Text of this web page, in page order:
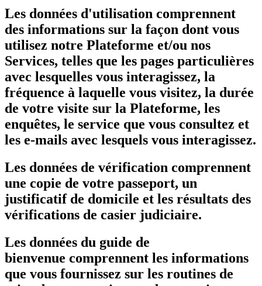
Les données d'utilisation comprennent
des informations sur la façon dont vous
utilisez notre Plateforme et/ou nos
Services, telles que les pages particulières
avec lesquelles vous interagissez, la
fréquence à laquelle vous visitez, la durée
de votre visite sur la Plateforme, les
enquêtes, le service que vous consultez et
les e-mails avec lesquels vous interagissez.
Les données de vérification comprennent
une copie de votre passeport, un
justificatif de domicile et les résultats des
vérifications de casier judiciaire.
Les données du guide de
bienvenue comprennent les informations
que vous fournissez sur les routines de